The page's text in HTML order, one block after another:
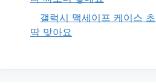
갤럭시 맥세이프 케이스
딱 맞아요